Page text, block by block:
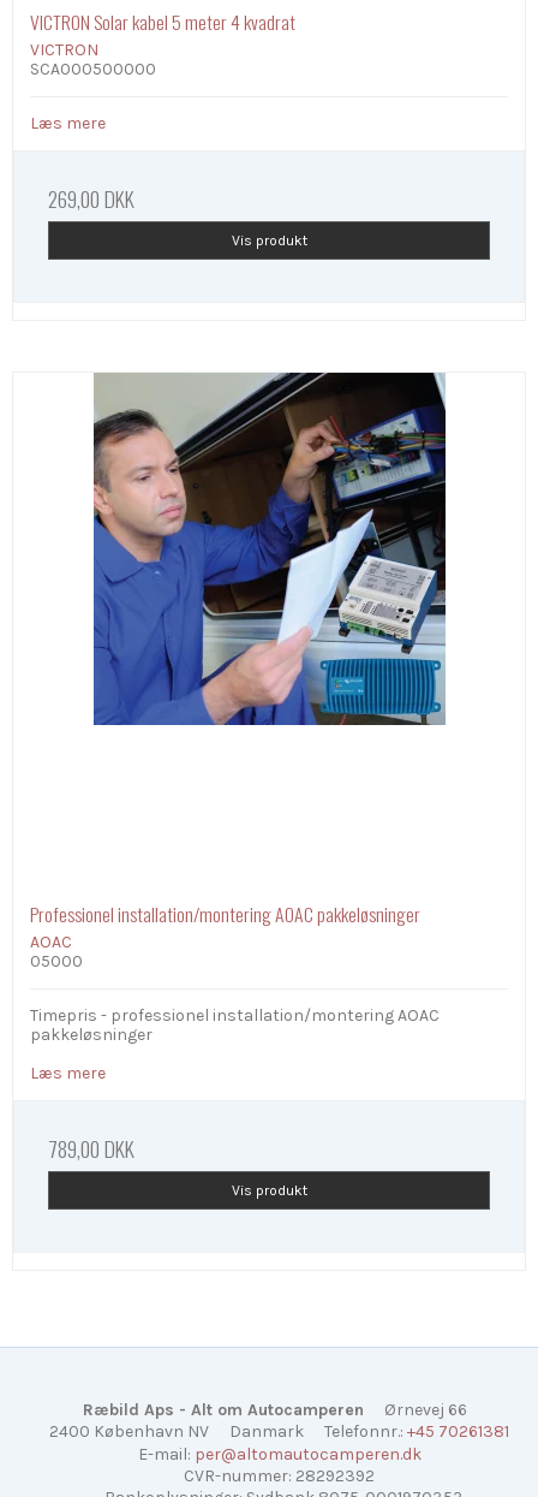
VICTRON Solar kabel 5 meter 4 kvadrat
VICTRON
SCA000500000
Læs mere
269,00 DKK
Vis produkt
Professionel installation/montering AOAC pakkeløsninger
AOAC
05000
Timepris - professionel installation/montering AOAC
pakkeløsninger
Læs mere
789,00 DKK
Vis produkt
Ræbild Aps - Alt om Autocamperen
Ørnevej 66
2400 København NV
Danmark Telefonnr.: +45 70261381
E-mail: per@altomautocamperen.dk
CVR-nummer: 28292392